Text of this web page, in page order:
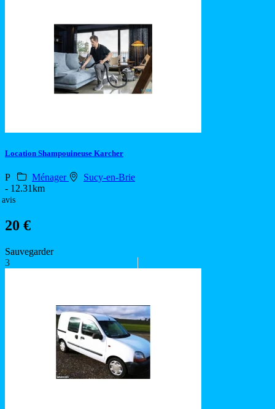
Location Shampouineuse Karcher
P Ménager
Sucy-en-Brie
- 12.31km
avis
20 €
Sauvegarder
3